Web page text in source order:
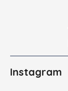
Instagram